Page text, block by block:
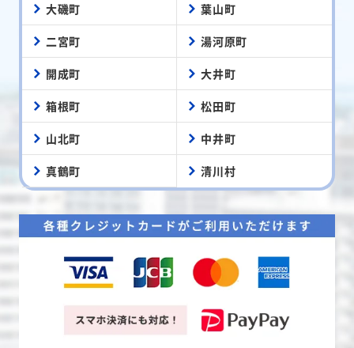
大磯町 葉山町
二宮町 湯河原町
開成町 大井町
箱根町 松田町
山北町 中井町
真鶴町 清川村